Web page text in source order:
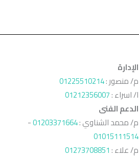
الإدارة
م/ منصور :01225510214
ا/ اسراء :01212356007
الدعم الفنى
م/ محمد الشناوي :01203371664
-
01015111514
م/ علاء :01273708851